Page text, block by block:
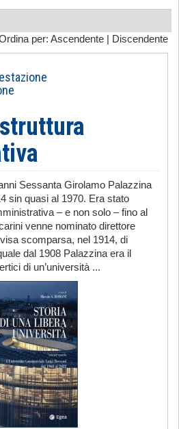
al '68
all'internazionalizzazione
per: Ascendente Discendente
Sessanta Girolamo Palazzina
sin quasi al 1970. Era stato
– e non solo – fino al
venne nominato direttore
scomparsa, nel 1914, di
dal 1908 Palazzina era il
di un’università ...